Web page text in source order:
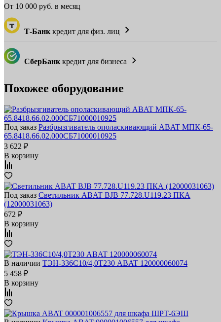
От 10 000 руб. в месяц
Т-Банк кредит для физ. лиц
СберБанк кредит для бизнеса
Похожее оборудование
Под заказ Разбрызгиватель ополаскивающий ABAT МПК-65-
65.8418.66.02.000СБ71000010925
3 622 ₽
В корзину
Под заказ Светильник ABAT BJB 77.728.U119.23 ПКА
(12000031063)
672 ₽
В корзину
В наличии ТЭН-336С10/4,0Т230 ABAT 120000060074
5 458 ₽
В корзину